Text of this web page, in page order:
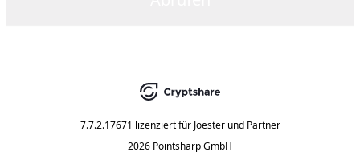
7.7.2.17671 lizenziert für Joester und Partner
2026 Pointsharp GmbH